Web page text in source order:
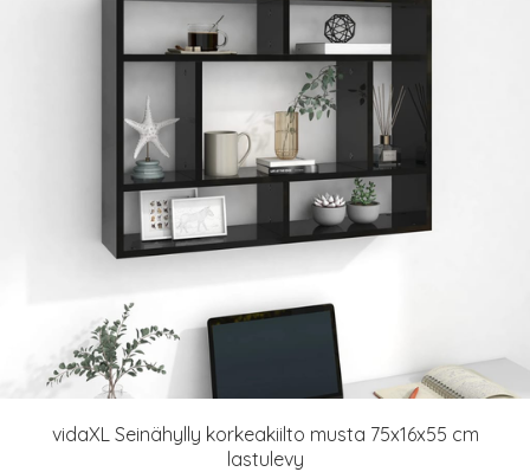
vidaXL Seinähylly korkeakiilto musta 75x16x55 cm
lastulevy